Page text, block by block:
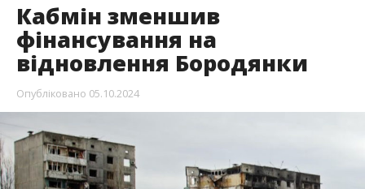
Кабмін зменшив
фінансування на
відновлення Бородянки
Опубліковано 05.10.2024